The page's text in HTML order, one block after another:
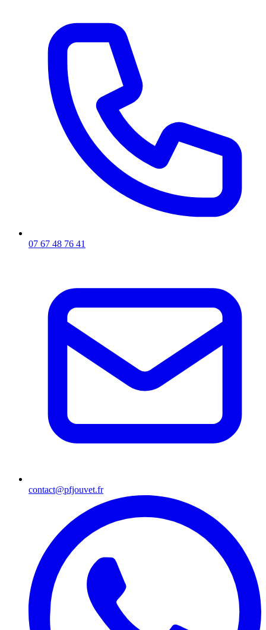
07 67 48 76 41
contact@pfjouvet.fr